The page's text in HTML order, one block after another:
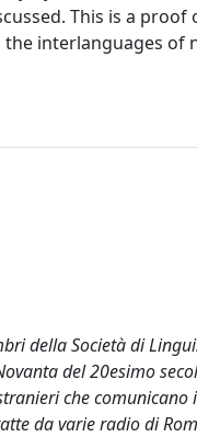
This is a proof
interlanguages of
della Società di
del 20esimo
che comunicano
da varie radio di